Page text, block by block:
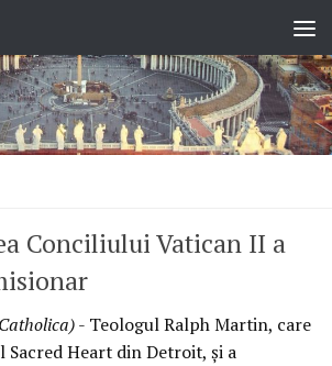
Conciliului Vatican II a
- Teologul Ralph Martin, care
Sacred Heart din Detroit, şi a